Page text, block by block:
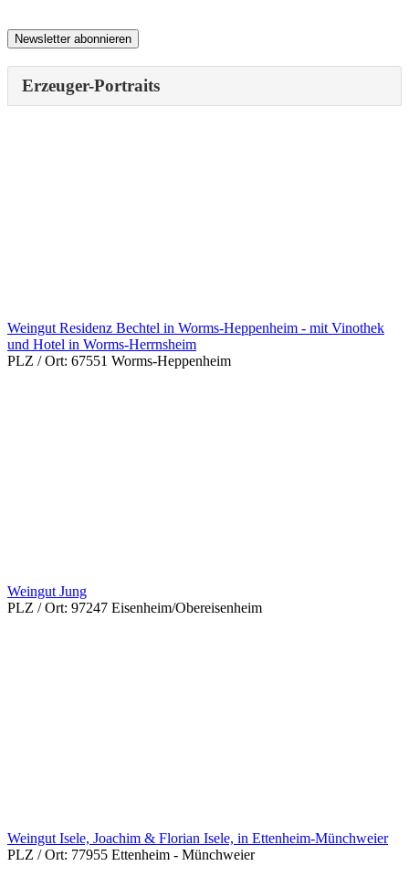
Erzeuger-Portraits
Weingut Residenz Bechtel in Worms-Heppenheim - mit Vinothek
und Hotel in Worms-Herrnsheim
PLZ / Ort: 67551 Worms-Heppenheim
Weingut Jung
PLZ / Ort: 97247 Eisenheim/Obereisenheim
Weingut Isele, Joachim & Florian Isele, in Ettenheim-Münchweier
PLZ / Ort: 77955 Ettenheim - Münchweier